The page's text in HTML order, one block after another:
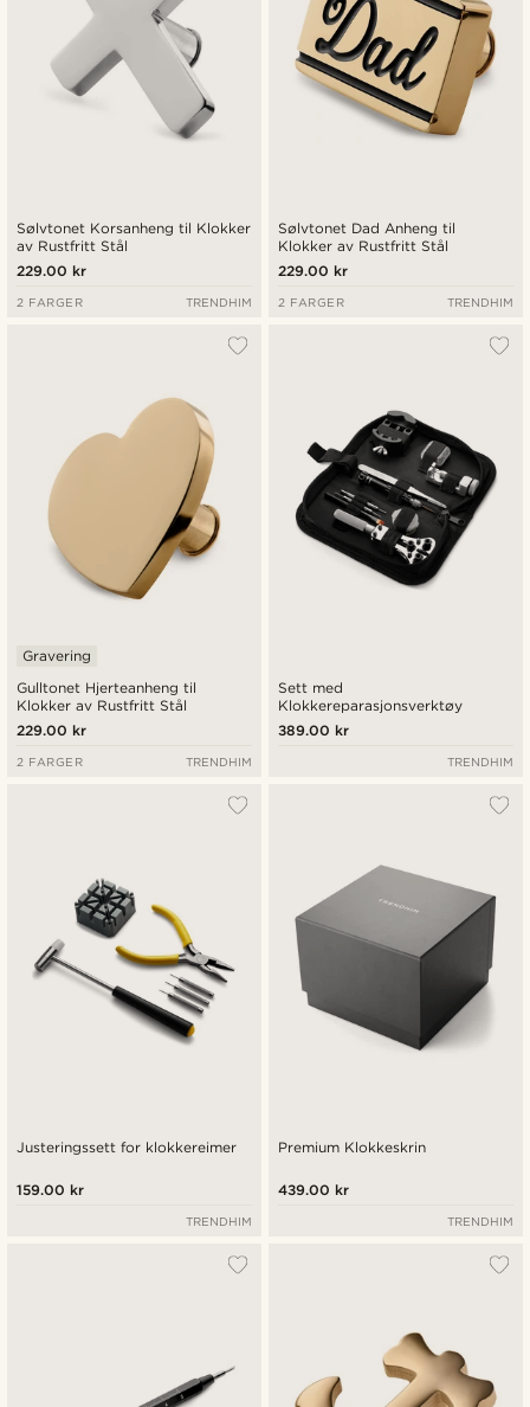
Sølvtonet Korsanheng til Klokker
av Rustfritt Stål
229.00 kr
2 FARGER TRENDHIM
Sølvtonet Dad Anheng til
Klokker av Rustfritt Stål
229.00 kr
2 FARGER TRENDHIM
Gulltonet Hjerteanheng til
Klokker av Rustfritt Stål
Gravering
229.00 kr
2 FARGER TRENDHIM
Sett med
Klokkereparasjonsverktøy
389.00 kr
TRENDHIM
Justeringssett for klokkereimer
159.00 kr
TRENDHIM
Premium Klokkeskrin
439.00 kr
TRENDHIM